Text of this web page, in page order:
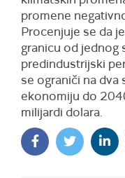
promene
Procenjuje se da
granicu od jednog
predindustrijski
se ograniči na
ekonomiju do
milijardi dolara.